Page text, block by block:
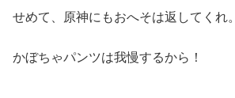
せめて、原神にもおへそは返してくれ。
かぼちゃパンツは我慢するから！